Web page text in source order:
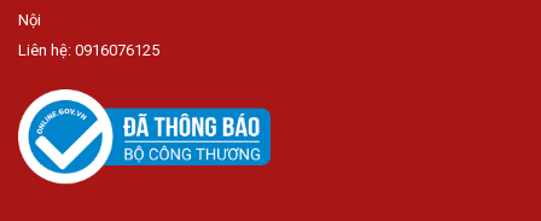
Nội
Liên hệ: 0916076125